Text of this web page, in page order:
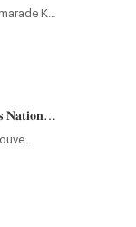
K…
𝐍𝐚𝐭𝐢𝐨𝐧…